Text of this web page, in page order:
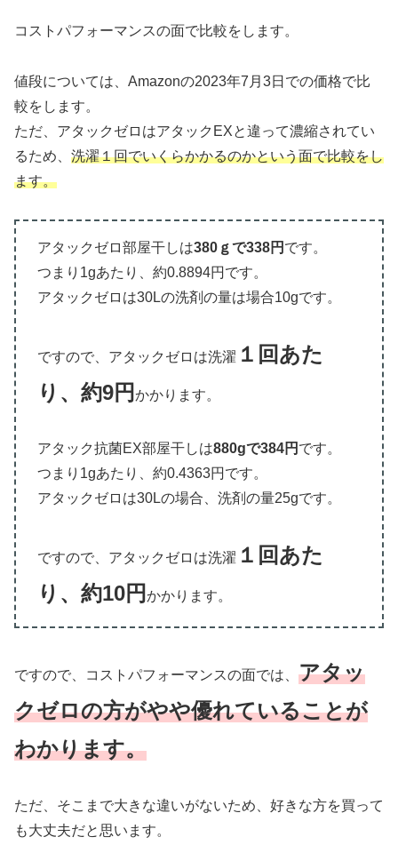
コストパフォーマンスの面で比較をします。
値段については、Amazonの2023年7月3日での価格で比
較をします。
ただ、アタックゼロはアタックEXと違って濃縮されてい
るため、 洗濯１回でいくらかかるのかという面で比較をし
ます。
アタックゼロ部屋干しは380ｇで338円 です。
つまり1gあたり、約0.8894円です。
アタックゼロは30Lの洗剤の量は場合10gです。
ですので、アタックゼロは洗濯 １回あた
り、 約9円 かかります。
アタック抗菌EX部屋干しは880gで384円 です。
つまり1gあたり、約0.4363円です。
アタックゼロは30Lの場合、洗剤の量25gです。
ですので、アタックゼロは洗濯 １回あた
り、約10円 かかります。
ですので、コストパフォーマンスの面では、 アタッ
クゼロの方がやや優れていることが
わかります。
ただ、そこまで大きな違いがないため、好きな方を買って
も大丈夫だと思います。